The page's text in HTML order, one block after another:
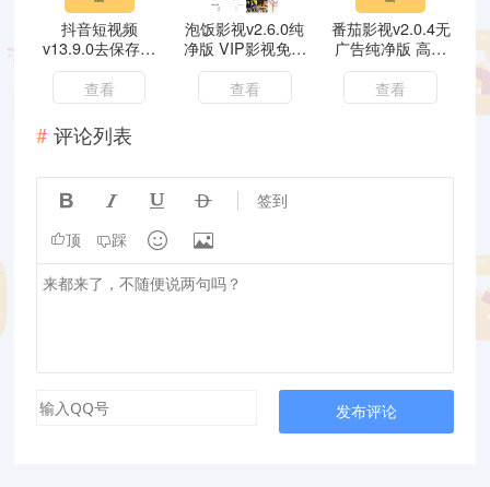
抖音短视频
v13.9.0去保存水
印去广告推送
查看
泡饭影视v2.6.0纯
净版 VIP影视免费
看
查看
番茄影视v2.0.4无
广告纯净版 高清
影视
查看
评论列表
    签到
顶 踩  
发布评论